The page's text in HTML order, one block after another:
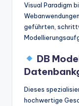
Visual Paradigm
geführten,
DB
Dieses
hochwertige